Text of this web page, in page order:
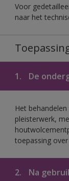
Voor
naar het
1. De
Het
pleisterwerk,
toepassing
2. Na